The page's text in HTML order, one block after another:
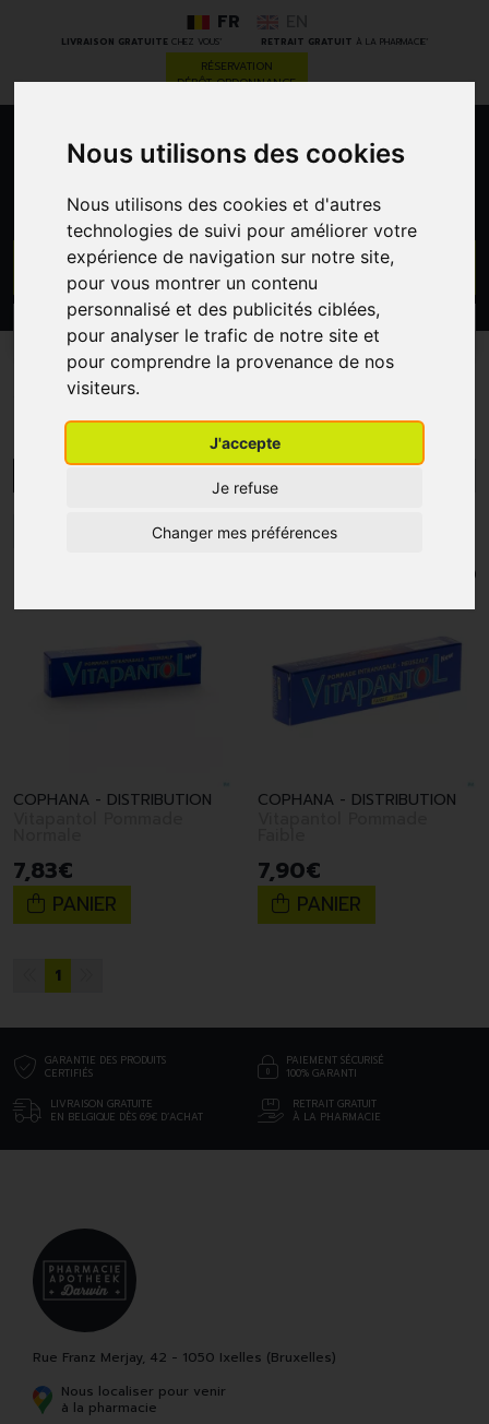
Nous utilisons des cookies
Nous utilisons des cookies et d'autres
technologies de suivi pour améliorer votre
expérience de navigation sur notre site,
pour vous montrer un contenu
personnalisé et des publicités ciblées,
pour analyser le trafic de notre site et
pour comprendre la provenance de nos
visiteurs.
J'accepte
Je refuse
Changer mes préférences
LIVRAISON GRATUITECHEZ VOUS* RETRAIT GRATUIT À LA PHARMACIE *
FR
RÉSERVATION
DÉPÔT ORDONNANCE
CATÉGORIES PROMOS
Vitapantol
COPHANA - DISTRIBUTION
7,83€
PANIER
COPHANA - DISTRIBUTION
7,90€
PANIER
1
GARANTIE DES PRODUITS
CERTIFIÉS
PAIEMENT SÉCURISÉ
100% GARANTI
LIVRAISON GRATUITE
EN BELGIQUE DÈS 69€ D’ACHAT
RETRAIT GRATUIT
À LA PHARMACIE
Rue Franz Merjay, 42 - 1050 Ixelles (Bruxelles)
Nous localiser pour venir
à la pharmacie